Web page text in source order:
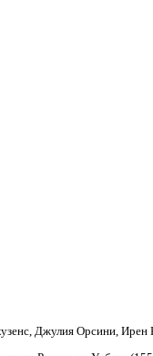
Джулия Орсини, Ирен